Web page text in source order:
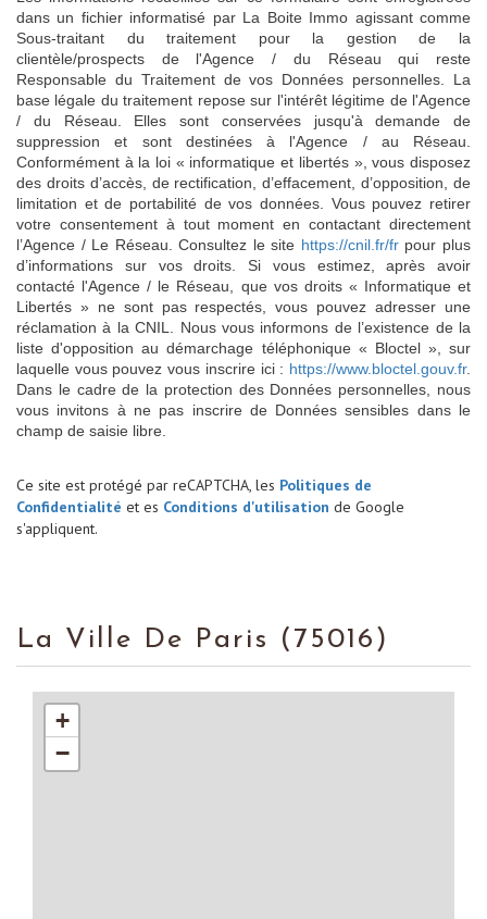
dans un fichier informatisé par La Boite Immo agissant comme
Sous-traitant du traitement pour la gestion de la
clientèle/prospects de l'Agence / du Réseau qui reste
Responsable du Traitement de vos Données personnelles. La
base légale du traitement repose sur l'intérêt légitime de l'Agence
/ du Réseau. Elles sont conservées jusqu'à demande de
suppression et sont destinées à l'Agence / au Réseau.
Conformément à la loi « informatique et libertés », vous disposez
des droits d’accès, de rectification, d’effacement, d’opposition, de
limitation et de portabilité de vos données. Vous pouvez retirer
votre consentement à tout moment en contactant directement
l’Agence / Le Réseau. Consultez le site https://cnil.fr/frpour plus
d’informations sur vos droits. Si vous estimez, après avoir
contacté l'Agence / le Réseau, que vos droits « Informatique et
Libertés » ne sont pas respectés, vous pouvez adresser une
réclamation à la CNIL. Nous vous informons de l’existence de la
liste d'opposition au démarchage téléphonique « Bloctel », sur
laquelle vous pouvez vous inscrire ici : https://www.bloctel.gouv.fr.
Dans le cadre de la protection des Données personnelles, nous
vous invitons à ne pas inscrire de Données sensibles dans le
champ de saisie libre.
Ce site est protégé par reCAPTCHA, les Politiques de
Confidentialité et es Conditions d'utilisation de Google
s'appliquent.
La Ville De Paris (75016)
+
−